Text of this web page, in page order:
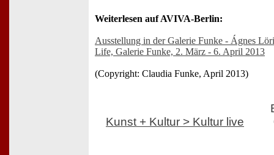
Weiterlesen auf AVIVA-Berlin:
Ausstellung in der Galerie Funke - Ágnes
Life, Galerie Funke, 2. März - 6. April 2013
(Copyright: Claudia Funke, April 2013)
Kunst + Kultur > Kultur live